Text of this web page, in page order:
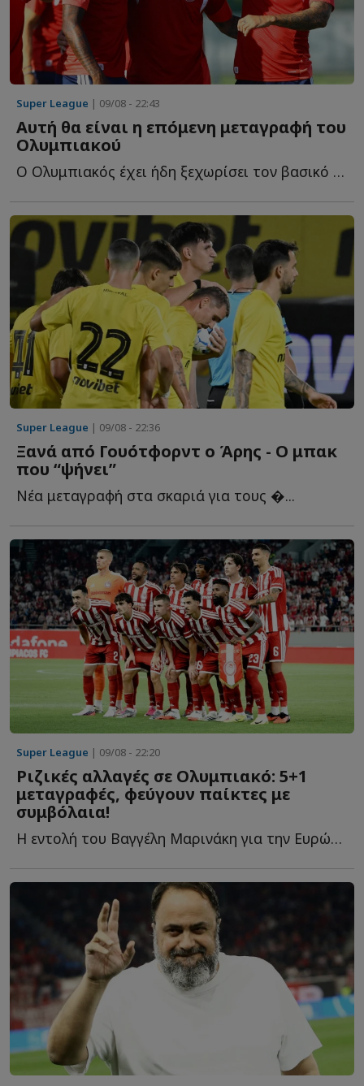
Super League | 09/08 - 22:43
Αυτή θα είναι η επόμενη μεταγραφή του
Ολυμπιακού
Ο Ολυμπιακός έχει ήδη ξεχωρίσει τον βασικό του στόχο γ...
Super League | 09/08 - 22:36
Ξανά από Γουότφορντ ο Άρης - Ο μπακ
που “ψήνει”
Νέα μεταγραφή στα σκαριά για τους �...
Super League | 09/08 - 22:20
Ριζικές αλλαγές σε Ολυμπιακό: 5+1
μεταγραφές, φεύγουν παίκτες με
συμβόλαια!
Η εντολή του Βαγγέλη Μαρινάκη για την Ευρώπη, οι μεταγραφές π...